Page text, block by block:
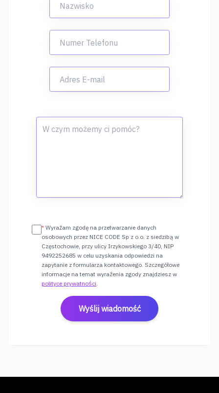
* Wyrażam zgodę na przetwarzanie danych
osobowych przez NICE CODE Sp z o.o. z siedzibą w
Częstochowie, przy ulicy Irzykowskiego 3/40, NIP
9492252685 w celu uzyskania odpowiedzi na
zapytanie z formularza kontaktowego. Szczegółowe
informacje na temat wyrażenia zgody znajdziesz w
polityce prywatności.
Wyślij wiadomość